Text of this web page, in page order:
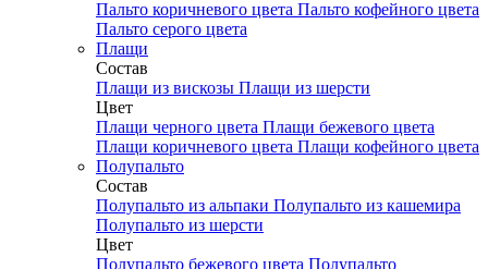
Пальто коричневого цвета Пальто кофейного цвета
Пальто серого цвета
Плащи
Состав
Плащи из вискозы Плащи из шерсти
Цвет
Плащи черного цвета Плащи бежевого цвета
Плащи коричневого цвета Плащи кофейного цвета
Полупальто
Состав
Полупальто из альпаки Полупальто из кашемира
Полупальто из шерсти
Цвет
Полупальто бежевого цвета Полупальто